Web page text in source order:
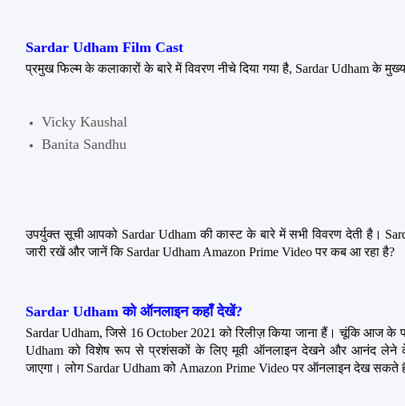
Sardar Udham Film Cast
प्रमुख फिल्म के कलाकारों के बारे में विवरण नीचे दिया गया है, Sardar Udham के
Vicky Kaushal
Banita Sandhu
उपर्युक्त सूची आपको Sardar Udham की कास्ट के बारे में सभी विवरण देती है।
जारी रखें और जानें कि Sardar Udham Amazon Prime Video पर कब आ रहा है?
Sardar Udham को ऑनलाइन कहाँ देखें?
Sardar Udham, जिसे 16 October 2021 को रिलीज़ किया जाना हैं। चूंकि आज के
Udham को विशेष रूप से प्रशंसकों के लिए मूवी ऑनलाइन देखने और आनंद लेने के
जाएगा। लोग Sardar Udham को Amazon Prime Video पर ऑनलाइन देख सकते